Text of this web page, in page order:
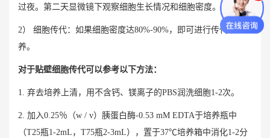
过夜。第二天显微镜下观察细胞生长情况和细胞密度。
2） 细胞传代：如果细胞密度达80%-90%，即可进行传代培
养。
对于贴壁细胞传代可以参考以下方法：
1. 弃去培养上清，用不含钙、镁离子的PBS润洗细胞1-2次。
2. 加入0.25％（w / v）胰蛋白酶-0.53 mM EDTA于培养瓶中
（T25瓶1-2mL，T75瓶2-3mL），置于37℃培养箱中消化1-2分